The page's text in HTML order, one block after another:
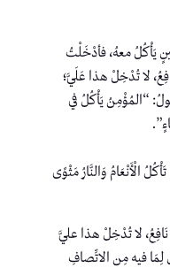
يَأْكُلُ معهُ، فأدْخَلْتُ
لا تُدْخِلْ هذا عَلَيَّ؛
“المُؤْمِنُ يَأْكُلُ في
الْأَنْعَامُ وَالنَّارُ مَثْوًى
لا تُدْخِلْ هذا عليَّ
لِمَا فيه مِن الاتِّصافِ